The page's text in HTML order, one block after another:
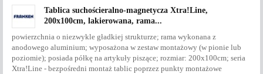
Tablica suchościeralno-magnetycza Xtra!Line,
200x100cm, lakierowana, rama...
powierzchnia o niezwykle gładkiej strukturze; rama wykonana z
anodowego aluminium; wyposażona w zestaw montażowy (w pionie lub
poziomie); posiada półkę na artykuły piszące; rozmiar: 200x100cm; seria
Xtra!Line - bezpośredni montaż tablic poprzez punkty montażowe